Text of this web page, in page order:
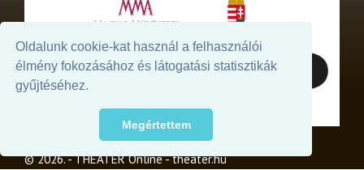
Oldalunk cookie-kat használ a felhasználói
élmény fokozásához és látogatási statisztikák
gyűjtéséhez.
Megértettem
© 2026. - THEATER Online -theater.hu